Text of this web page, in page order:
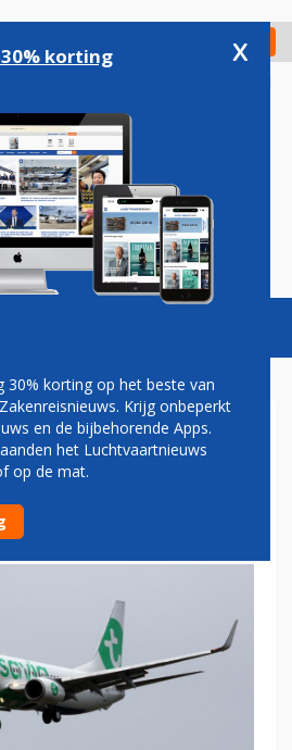
Check in
Podcasts Vacatures
WIL KOMENDE
VAN
INNSBRUCK
korting x
30% korting op het beste van
Krijg onbeperkt
en de bijbehorende Apps.
het Luchtvaartnieuws
op de mat.